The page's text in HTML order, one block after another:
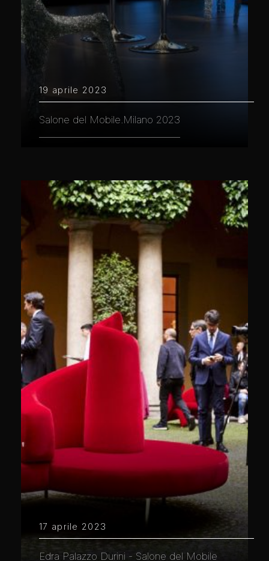
19 aprile 2023
Salone del Mobile.Milano 2023
17 aprile 2023
Edra Palazzo Durini - Salone del Mobile